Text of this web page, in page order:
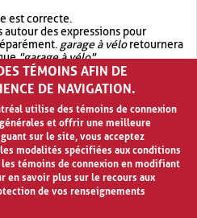
est correcte.
des expressions pour
garage à véloretournera
"garage à vélo".
avec OR.garage OR vélo
résultat quegarage à vélo
TÉMOINS AFIN DE
DE NAVIGATION.
utilise des témoins de connexion
et offrir une meilleure
sur le site, vous acceptez
modalités spécifiées aux conditions
témoins de connexion en modifiant
en savoir plus sur le recours aux
de vos renseignements